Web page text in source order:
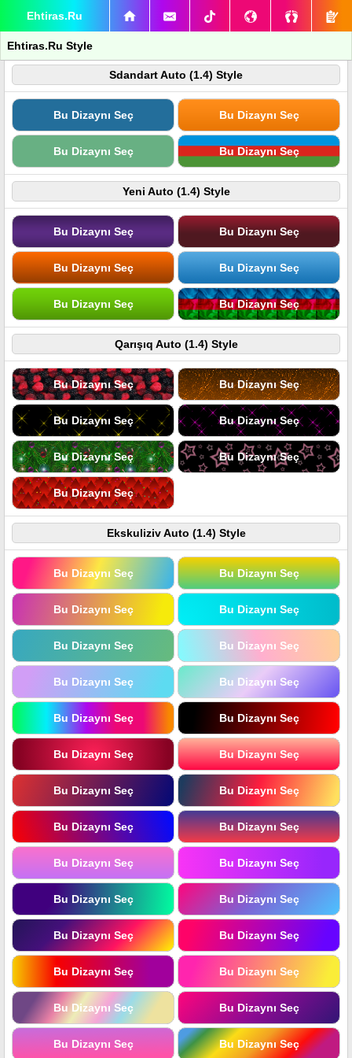
Ehtiras.Ru
Ehtiras.Ru Style
Sdandart Auto (1.4) Style
Bu Dizaynı Seç Bu Dizaynı Seç
Bu Dizaynı Seç Bu Dizaynı Seç
Yeni Auto (1.4) Style
Bu Dizaynı Seç Bu Dizaynı Seç
Bu Dizaynı Seç Bu Dizaynı Seç
Bu Dizaynı Seç Bu Dizaynı Seç
Qarışıq Auto (1.4) Style
Bu Dizaynı Seç Bu Dizaynı Seç
Bu Dizaynı Seç Bu Dizaynı Seç
Bu Dizaynı Seç Bu Dizaynı Seç
Bu Dizaynı Seç
Ekskuliziv Auto (1.4) Style
Bu Dizaynı Seç Bu Dizaynı Seç
Bu Dizaynı Seç Bu Dizaynı Seç
Bu Dizaynı Seç Bu Dizaynı Seç
Bu Dizaynı Seç Bu Dizaynı Seç
Bu Dizaynı Seç Bu Dizaynı Seç
Bu Dizaynı Seç Bu Dizaynı Seç
Bu Dizaynı Seç Bu Dizaynı Seç
Bu Dizaynı Seç Bu Dizaynı Seç
Bu Dizaynı Seç Bu Dizaynı Seç
Bu Dizaynı Seç Bu Dizaynı Seç
Bu Dizaynı Seç Bu Dizaynı Seç
Bu Dizaynı Seç Bu Dizaynı Seç
Bu Dizaynı Seç Bu Dizaynı Seç
Bu Dizaynı Seç Bu Dizaynı Seç